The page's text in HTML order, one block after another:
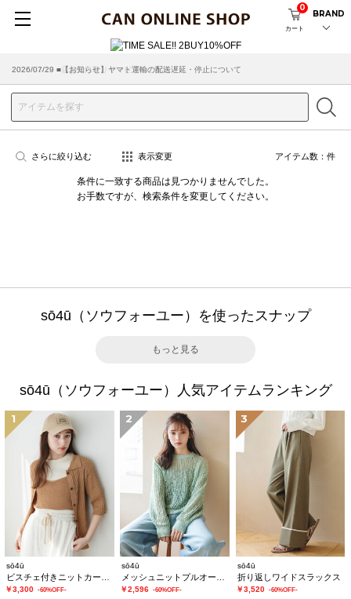
カート
0
BRAND
2026/07/29 ■【お知らせ】ヤマト運輸の配送遅延・停止について
2026/03/18 ■店舗受け取りサービスのご案内
さらに絞り込む 表示変更 アイテム数： 件
条件に一致する商品は見つかりませんでした。
お手数ですが、検索条件を変更してください。
sō4ū（ソウフォーユー）を使ったスナップ
もっと見る
sō4ū（ソウフォーユー）人気アイテムランキング
1
sō4ū
￥3,300 -60%OFF-
2
sō4ū
￥2,596 -60%OFF-
3
sō4ū
折り返しワイドスラックス
￥3,520 -60%OFF-